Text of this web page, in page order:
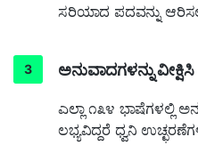
ಸರಿಯಾದ ಪದವನ್ನು
ಅನುವಾದಗಳನ್ನು
ಎಲ್ಲಾ ೧೩೪ ಭಾಷೆಗಳಲ್ಲಿ
ಲಭ್ಯವಿದ್ದರೆ ಧ್ವನಿ